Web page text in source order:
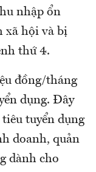
nhập ổn
xã hội và bị
thứ 4.
đồng/tháng
dụng. Đây
tuyển dụng
doanh, quản
dành cho